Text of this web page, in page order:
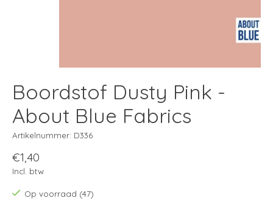
Boordstof Dusty Pink -
About Blue Fabrics
Artikelnummer: D336
€1,40
Incl. btw
Op voorraad (47)